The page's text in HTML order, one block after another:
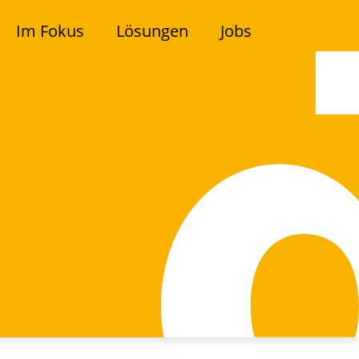
Im Fokus Lösungen Jobs